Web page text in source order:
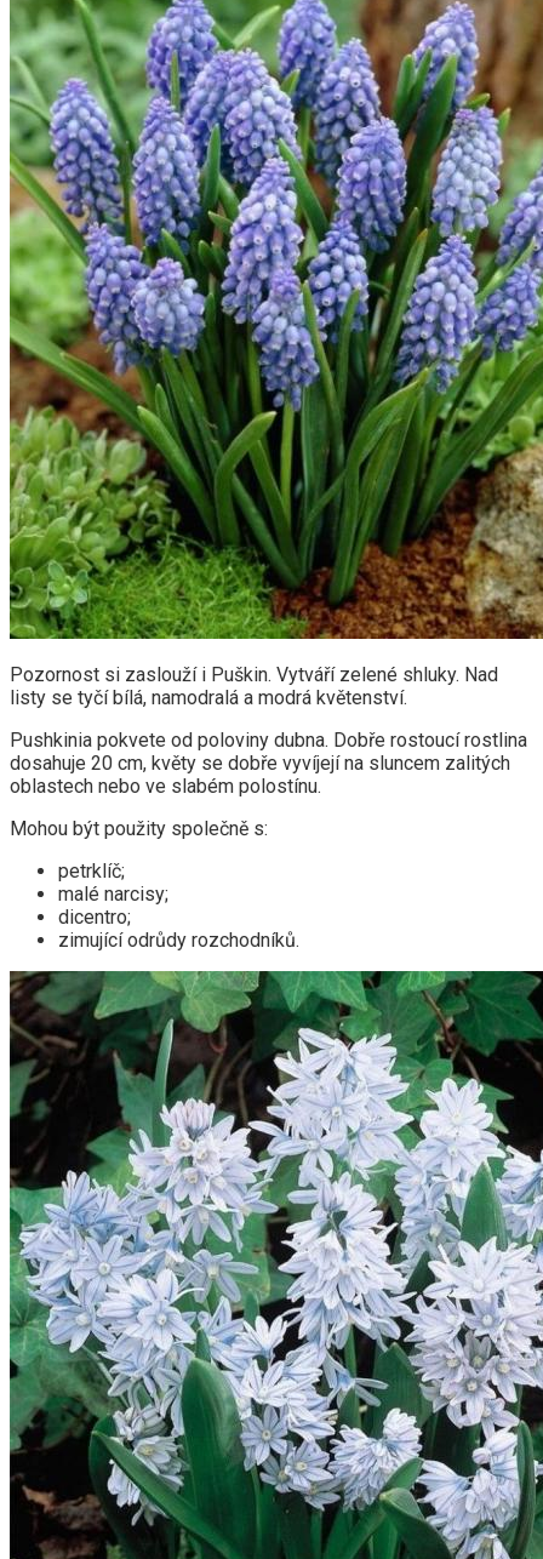
Pozornost si zaslouží i Puškin. Vytváří zelené shluky. Nad
listy se tyčí bílá, namodralá a modrá květenství.
Pushkinia pokvete od poloviny dubna. Dobře rostoucí rostlina
dosahuje 20 cm, květy se dobře vyvíjejí na sluncem zalitých
oblastech nebo ve slabém polostínu.
Mohou být použity společně s:
petrklíč;
malé narcisy;
dicentro;
zimující odrůdy rozchodníků.